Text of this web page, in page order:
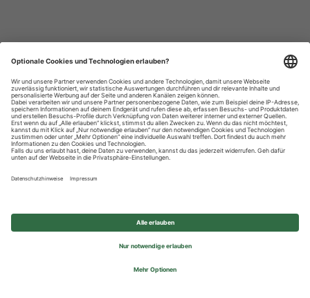
Datenschutzhinweise
Impressum
Privatsphäre-Einstellungen
© 2026 REWE Group - All rights reserved